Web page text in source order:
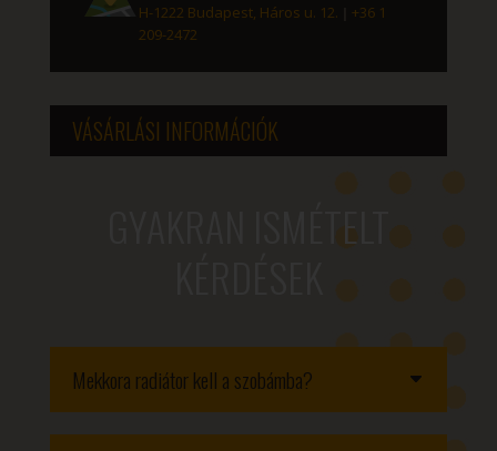
H-1222 Budapest, Háros u. 12.
+36 1
209-2472
VÁSÁRLÁSI INFORMÁCIÓK
GYAKRAN ISMÉTELT
Mekkora radiátor kell a szobámba?